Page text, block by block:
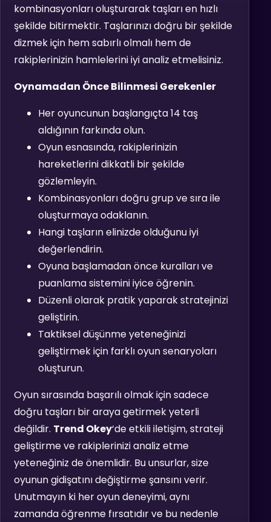
kombinasyonları oluşturarak taşları en hızlı
şekilde bitirmektir. Taşlarınızı doğru bir şekilde
dizmek için hem sabırlı olmalı hem de
rakiplerinizin hamlelerini iyi analiz etmelisiniz.
Oynamadan Önce Bilinmesi Gerekenler
Her oyuncunun başlangıçta 14 taş
aldığının farkında olun.
Oyun esnasında, rakiplerinizin
hareketlerini dikkatli bir şekilde
gözlemleyin.
Kombinasyonları doğru grup ve sıra ile
oluşturmaya odaklanın.
Hangi taşların elinizde olduğunu iyi
değerlendirin.
Oyuna başlamadan önce kuralları ve
puanlama sistemini iyice öğrenin.
Düzenli olarak pratik yaparak stratejinizi
geliştirin.
Taktiksel düşünme yeteneğinizi
geliştirmek için farklı oyun senaryoları
oluşturun.
Oyun sırasında başarılı olmak için sadece
doğru taşları bir araya getirmek yeterli
değildir. Trend Okey‘de etkili iletişim, strateji
geliştirme ve rakiplerinizi analiz etme
yeteneğiniz de önemlidir. Bu unsurlar, size
oyunun gidişatını değiştirme şansını verir.
Unutmayın ki her oyun deneyimi, aynı
zamanda öğrenme fırsatıdır ve bu nedenle